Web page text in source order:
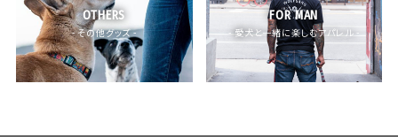
OTHERS
- その他グッズ -
FOR MAN
- 愛犬と一緒に楽しむアパレル -